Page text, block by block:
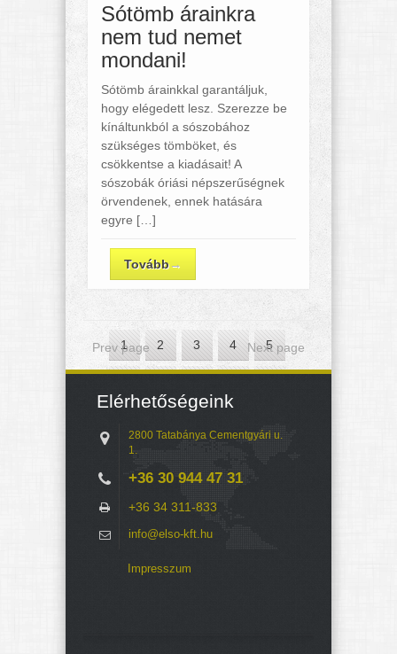
Sótömb árainkra
nem tud nemet
mondani!
Sótömb árainkkal garantáljuk,
hogy elégedett lesz. Szerezze be
kínáltunkból a sószobához
szükséges tömböket, és
csökkentse a kiadásait! A
sószobák óriási népszerűségnek
örvendenek, ennek hatására
egyre […]
Tovább→
Prev page
1 2 3 4 5
Next page
Elérhetőségeink
2800 Tatabánya Cementgyári u.
1.
+36 30 944 47 31
+36 34 311-833
info@elso-kft.hu
Impresszum